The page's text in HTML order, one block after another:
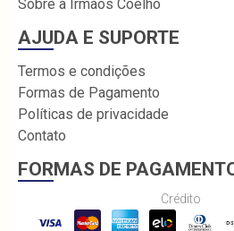
Sobre a Irmãos Coelho
AJUDA E SUPORTE
Termos e condições
Formas de Pagamento
Políticas de privacidade
Contato
FORMAS DE
Crédito